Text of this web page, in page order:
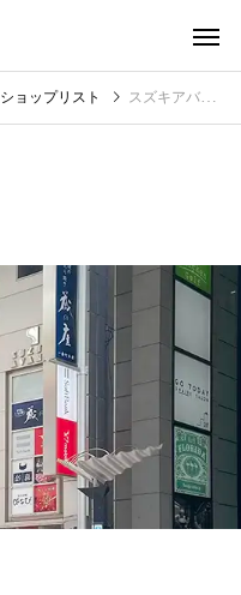
ショップリスト スズキアバンティビル